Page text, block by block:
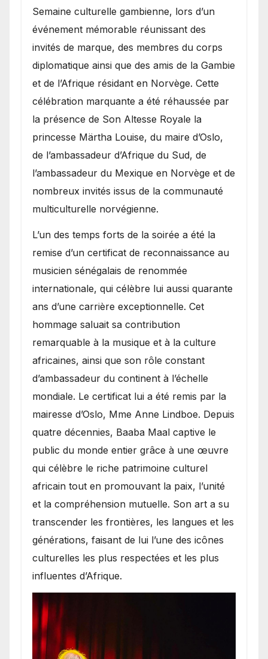
Semaine culturelle gambienne, lors d’un
événement mémorable réunissant des
invités de marque, des membres du corps
diplomatique ainsi que des amis de la Gambie
et de l’Afrique résidant en Norvège. Cette
célébration marquante a été réhaussée par
la présence de Son Altesse Royale la
princesse Märtha Louise, du maire d’Oslo,
de l’ambassadeur d’Afrique du Sud, de
l’ambassadeur du Mexique en Norvège et de
nombreux invités issus de la communauté
multiculturelle norvégienne.
​L’un des temps forts de la soirée a été la
remise d’un certificat de reconnaissance au
musicien sénégalais de renommée
internationale, qui célèbre lui aussi quarante
ans d’une carrière exceptionnelle. Cet
hommage saluait sa contribution
remarquable à la musique et à la culture
africaines, ainsi que son rôle constant
d’ambassadeur du continent à l’échelle
mondiale. Le certificat lui a été remis par la
mairesse d’Oslo, Mme Anne Lindboe. Depuis
quatre décennies, Baaba Maal captive le
public du monde entier grâce à une œuvre
qui célèbre le riche patrimoine culturel
africain tout en promouvant la paix, l’unité
et la compréhension mutuelle. Son art a su
transcender les frontières, les langues et les
générations, faisant de lui l’une des icônes
culturelles les plus respectées et les plus
influentes d’Afrique.